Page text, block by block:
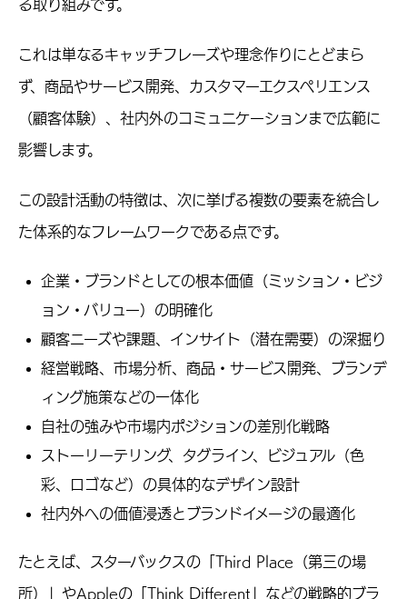
る取り組みです。
これは単なるキャッチフレーズや理念作りにとどまら
ず、商品やサービス開発、カスタマーエクスペリエンス
（顧客体験）、社内外のコミュニケーションまで広範に
影響します。
この設計活動の特徴は、次に挙げる複数の要素を統合し
た体系的なフレームワークである点です。
企業・ブランドとしての根本価値（ミッション・ビジ
ョン・バリュー）の明確化
顧客ニーズや課題、インサイト（潜在需要）の深掘り
経営戦略、市場分析、商品・サービス開発、ブランデ
ィング施策などの一体化
自社の強みや市場内ポジションの差別化戦略
ストーリーテリング、タグライン、ビジュアル（色
彩、ロゴなど）の具体的なデザイン設計
社内外への価値浸透とブランドイメージの最適化
たとえば、スターバックスの「Third Place（第三の場
所）」やAppleの「Think Different」などの戦略的ブラ